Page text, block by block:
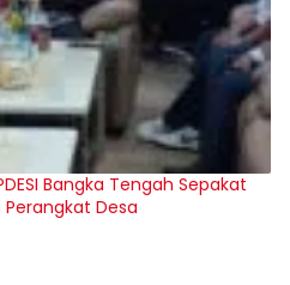
Bangka Tengah Sepakat
Desa